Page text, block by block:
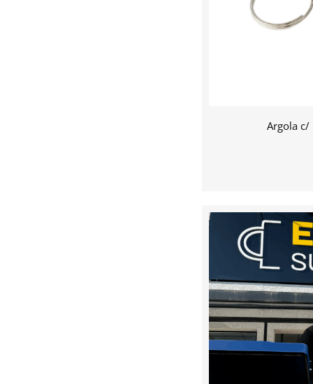
Argola c/